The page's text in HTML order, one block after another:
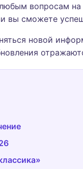
вопросам
сможете
новой